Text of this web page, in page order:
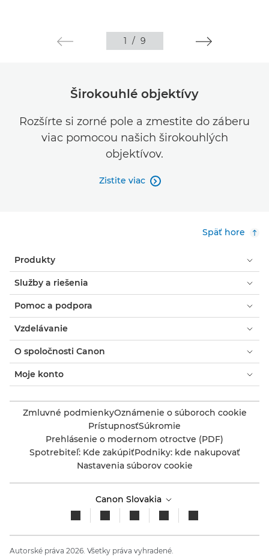
1 / 9
Širokouhlé objektívy
Rozšírte si zorné pole a zmestite do záberu
viac pomocou našich širokouhlých
objektívov.
Zistite viac 
Späť hore
Produkty
Služby a riešenia
Pomoc a podpora
Vzdelávanie
O spoločnosti Canon
Moje konto
Zmluvné podmienkyOznámenie o súboroch cookie
PrístupnosťSúkromie
Prehlásenie o modernom otroctve (PDF)
Spotrebiteľ: Kde zakúpiťPodniky: kde nakupovať
Nastavenia súborov cookie
Canon Slovakia
Autorské práva 2026. Všetky práva vyhradené.